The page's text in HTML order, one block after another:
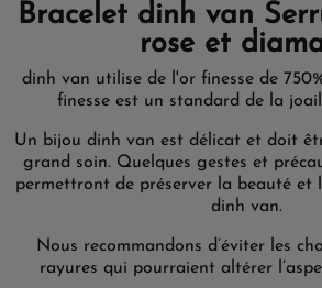
Bracelet dinh van
rose et
dinh van utilise de l'or finesse de
finesse est un standard de la
Un bijou dinh van est délicat et doit
grand soin. Quelques gestes et
permettront de préserver la beauté et
dinh van.
Nous recommandons d’éviter les
rayures qui pourraient altérer